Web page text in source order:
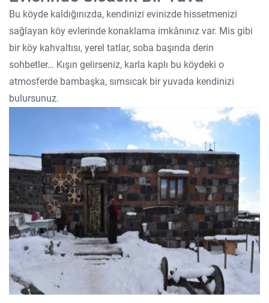
Bu köyde kaldığınızda, kendinizi evinizde hissetmenizi
sağlayan köy evlerinde konaklama imkânınız var. Mis gibi
bir köy kahvaltısı, yerel tatlar, soba başında derin
sohbetler… Kışın gelirseniz, karla kaplı bu köydeki o
atmosferde bambaşka, sımsıcak bir yuvada kendinizi
bulursunuz.